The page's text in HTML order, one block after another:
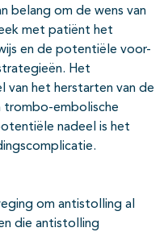
belang om de wens van
met patiënt het
en de potentiële voor-
Het
het herstarten van de
trombo-embolische
nadeel is het
om antistolling al
die antistolling